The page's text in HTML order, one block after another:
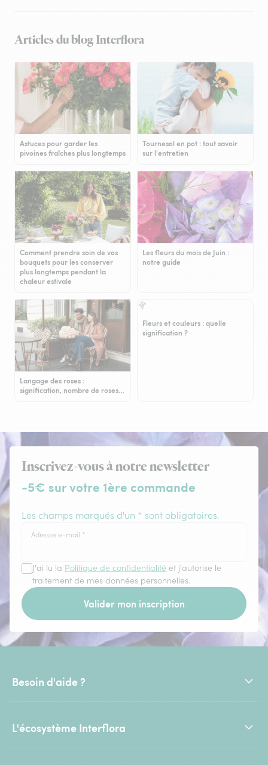
Articles du blog Interflora
Astuces pour garder les
pivoines fraîches plus longtemps
Tournesol en pot : tout savoir
sur l'entretien
Comment prendre soin de vos
bouquets pour les conserver
plus longtemps pendant la
chaleur estivale
Les fleurs du mois de Juin :
notre guide
Langage des roses :
signification, nombre de roses…
Fleurs et couleurs : quelle
signification ?
Inscrivez-vous à notre newsletter
-5€ sur votre 1ère commande
Les champs marqués d'un * sont obligatoires.
Adresse e-mail *
J'ai lu la Politique de confidentialité et j'autorise le
traitement de mes données personnelles.
Valider mon inscription
Besoin d'aide ?
L'écosystème Interflora